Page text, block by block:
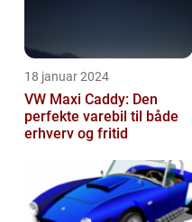
18 januar 2024
VW Maxi Caddy: Den
perfekte varebil til både
erhverv og fritid